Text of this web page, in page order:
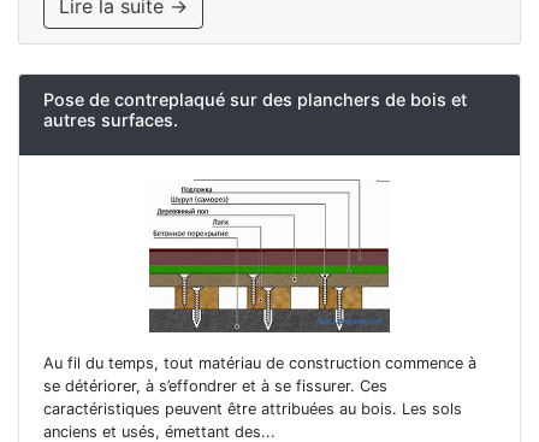
Lire la suite →
Pose de contreplaqué sur des planchers de bois et
autres surfaces.
Au fil du temps, tout matériau de construction commence à
se détériorer, à s’effondrer et à se fissurer. Ces
caractéristiques peuvent être attribuées au bois. Les sols
anciens et usés, émettant des...